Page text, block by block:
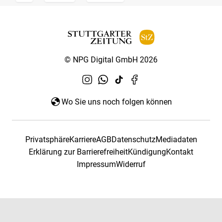
© NPG Digital GmbH 2026
Wo Sie uns noch folgen können
PrivatsphäreKarriereAGBDatenschutzMediadaten
Erklärung zur BarrierefreiheitKündigungKontakt
ImpressumWiderruf